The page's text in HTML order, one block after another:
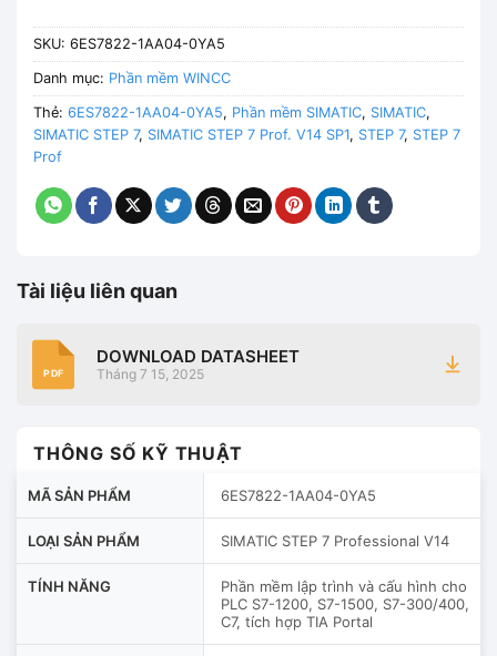
SKU: 6ES7822-1AA04-0YA5
Danh mục: Phần mềm WINCC
Thẻ: 6ES7822-1AA04-0YA5, Phần mềm SIMATIC, SIMATIC,
SIMATIC STEP 7, SIMATIC STEP 7 Prof. V14 SP1, STEP 7, STEP 7
Prof
Tài liệu liên quan
PDF
DOWNLOAD DATASHEET
Tháng 7 15, 2025
THÔNG SỐ KỸ THUẬT
MÃ SẢN PHẨM 6ES7822-1AA04-0YA5
LOẠI SẢN PHẨM SIMATIC STEP 7 Professional V14
TÍNH NĂNG
Phần mềm lập trình và cấu hình cho
PLC S7-1200, S7-1500, S7-300/400,
C7, tích hợp TIA Portal